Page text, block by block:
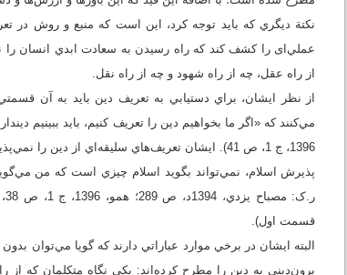
نکتة ديگري که بايد توجه کرد، اين است که منبع و روش در
عملي‌ای را کشف کند که راه رسيدن به سعادت ابدي انسان را
از راه عقل، چه از راه شهود و چه از راه نقل.
از نظر ايشان، براي دستيابي به تعريف دين بايد به آن
مي‌کنند که «اگر ما بخواهيم دين را تعريف کنيم، بايد ببينيم
1396، ج 1، ص 41). ايشان تعريف‌هاي سليقه‌اي از
پذيرش اسلام، نمي‌تواند بگويد اسلام چيزي است که من
قسمت اول).
البته ايشان در برخي موارد عباراتي دارند که گويا مي‌توان
برون‌ديني به دين را مطرح کرده‌اند: يکي نگاه متکلمان که